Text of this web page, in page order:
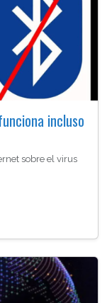
incluso
sobre el virus